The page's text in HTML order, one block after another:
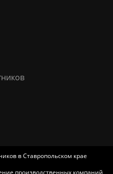
в Ставропольском крае